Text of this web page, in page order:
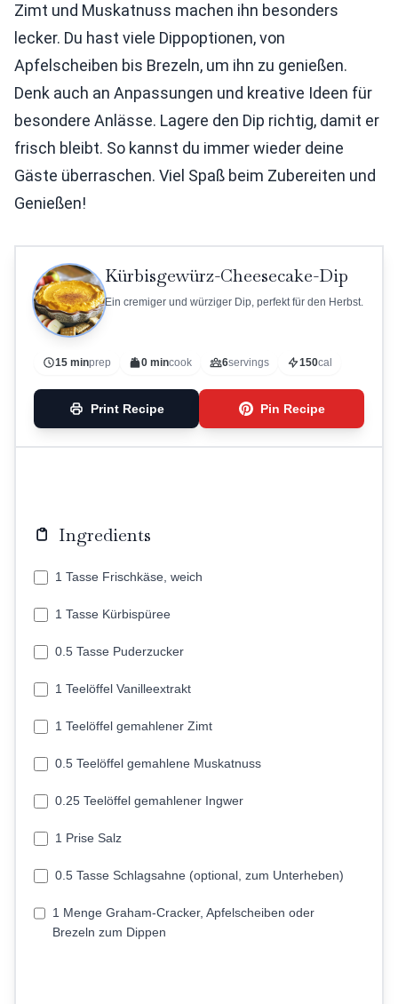
Zimt und Muskatnuss machen ihn besonders
lecker. Du hast viele Dippoptionen, von
Apfelscheiben bis Brezeln, um ihn zu genießen.
Denk auch an Anpassungen und kreative Ideen für
besondere Anlässe. Lagere den Dip richtig, damit er
frisch bleibt. So kannst du immer wieder deine
Gäste überraschen. Viel Spaß beim Zubereiten und
Genießen!
Kürbisgewürz-Cheesecake-Dip
Ein cremiger und würziger Dip, perfekt für den Herbst.
15 minprep 0 mincook 6servings 150cal
Print Recipe Pin Recipe
Ingredients
1 Tasse Frischkäse, weich
1 Tasse Kürbispüree
0.5 Tasse Puderzucker
1 Teelöffel Vanilleextrakt
1 Teelöffel gemahlener Zimt
0.5 Teelöffel gemahlene Muskatnuss
0.25 Teelöffel gemahlener Ingwer
1 Prise Salz
0.5 Tasse Schlagsahne (optional, zum Unterheben)
1 Menge Graham-Cracker, Apfelscheiben oder
Brezeln zum Dippen